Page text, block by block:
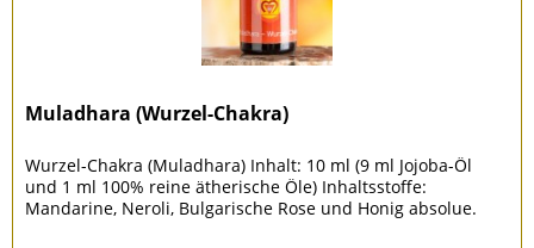
Muladhara (Wurzel-Chakra)
Wurzel-Chakra (Muladhara) Inhalt: 10 ml (9 ml Jojoba-Öl
und 1 ml 100% reine ätherische Öle) Inhaltsstoffe:
Mandarine, Neroli, Bulgarische Rose und Honig absolue.